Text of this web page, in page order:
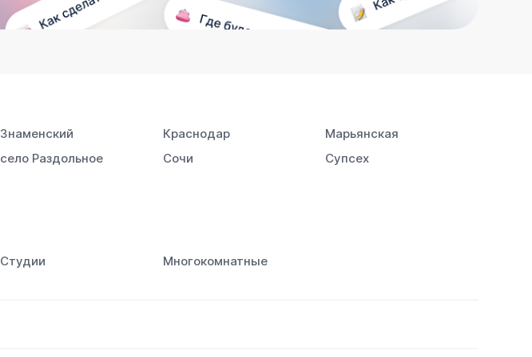
Знаменский Краснодар
Марьянская
село Раздольное Сочи
Супсех
Студии Многокомнатные